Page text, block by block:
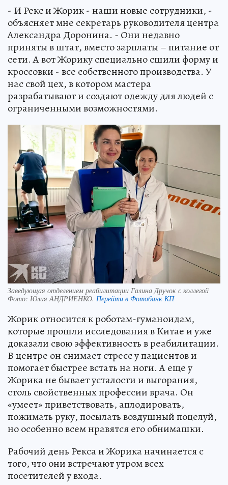
- И Рекс и Жорик - наши новые сотрудники, -
объясняет мне секретарь руководителя центра
Александра Доронина. - Они недавно
приняты в штат, вместо зарплаты – питание от
сети. А вот Жорику специально сшили форму и
кроссовки - все собственного производства. У
нас свой цех, в котором мастера
разрабатывают и создают одежду для людей с
ограниченными возможностями.
Заведующая отделением реабилитации Галина Дручок с коллегой
Фото: Юлия АНДРИЕНКО. Перейти в Фотобанк КП
Жорик относится к роботам-гуманоидам,
которые прошли исследования в Китае и уже
доказали свою эффективность в реабилитации.
В центре он снимает стресс у пациентов и
помогает быстрее встать на ноги. А еще у
Жорика не бывает усталости и выгорания,
столь свойственных профессии врача. Он
«умеет» приветствовать, аплодировать,
пожимать руку, посылать воздушный поцелуй,
но особенно всем нравятся его обнимашки.
Рабочий день Рекса и Жорика начинается с
того, что они встречают утром всех
посетителей у входа.